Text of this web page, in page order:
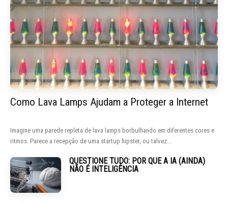
Como Lava Lamps Ajudam a Proteger a Internet
Imagine uma parede repleta de lava lamps borbulhando em diferentes cores e
ritmos. Parece a recepção de uma startup hipster, ou talvez...
QUESTIONE TUDO: POR QUE A IA (AINDA)
NÃO É INTELIGÊNCIA